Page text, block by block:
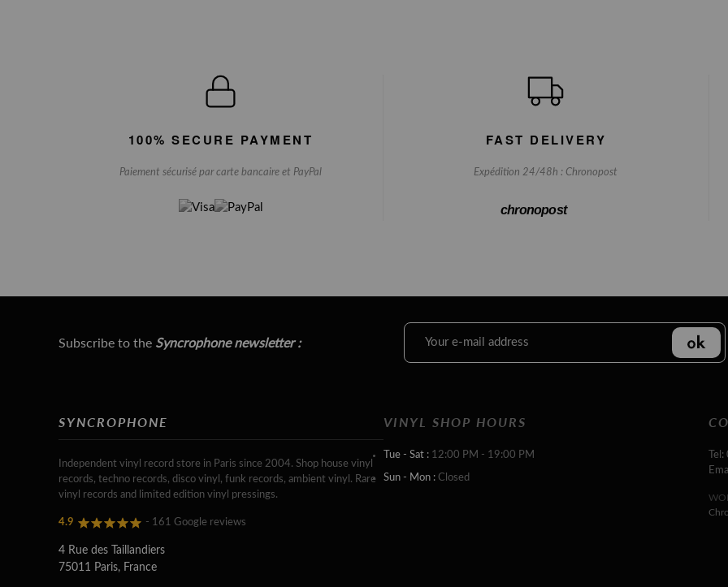
100% SECURE PAYMENT
Paiement sécurisé par carte bancaire et PayPal
FAST DELIVERY
Expédition 24/48h : Chronopost
chronopost
Subscribe to the Syncrophone newsletter :
SYNCROPHONE
Independent vinyl record store in Paris since 2004. Shop house vinyl
records, techno records, disco vinyl, funk records, ambient vinyl. Rare
vinyl records and limited edition vinyl pressings.
4.9 - 161 Google reviews
4 Rue des Taillandiers
75011 Paris, France
VINYL SHOP HOURS
Tue - Sat : 12:00 PM - 19:00 PM
Sun - Mon : Closed